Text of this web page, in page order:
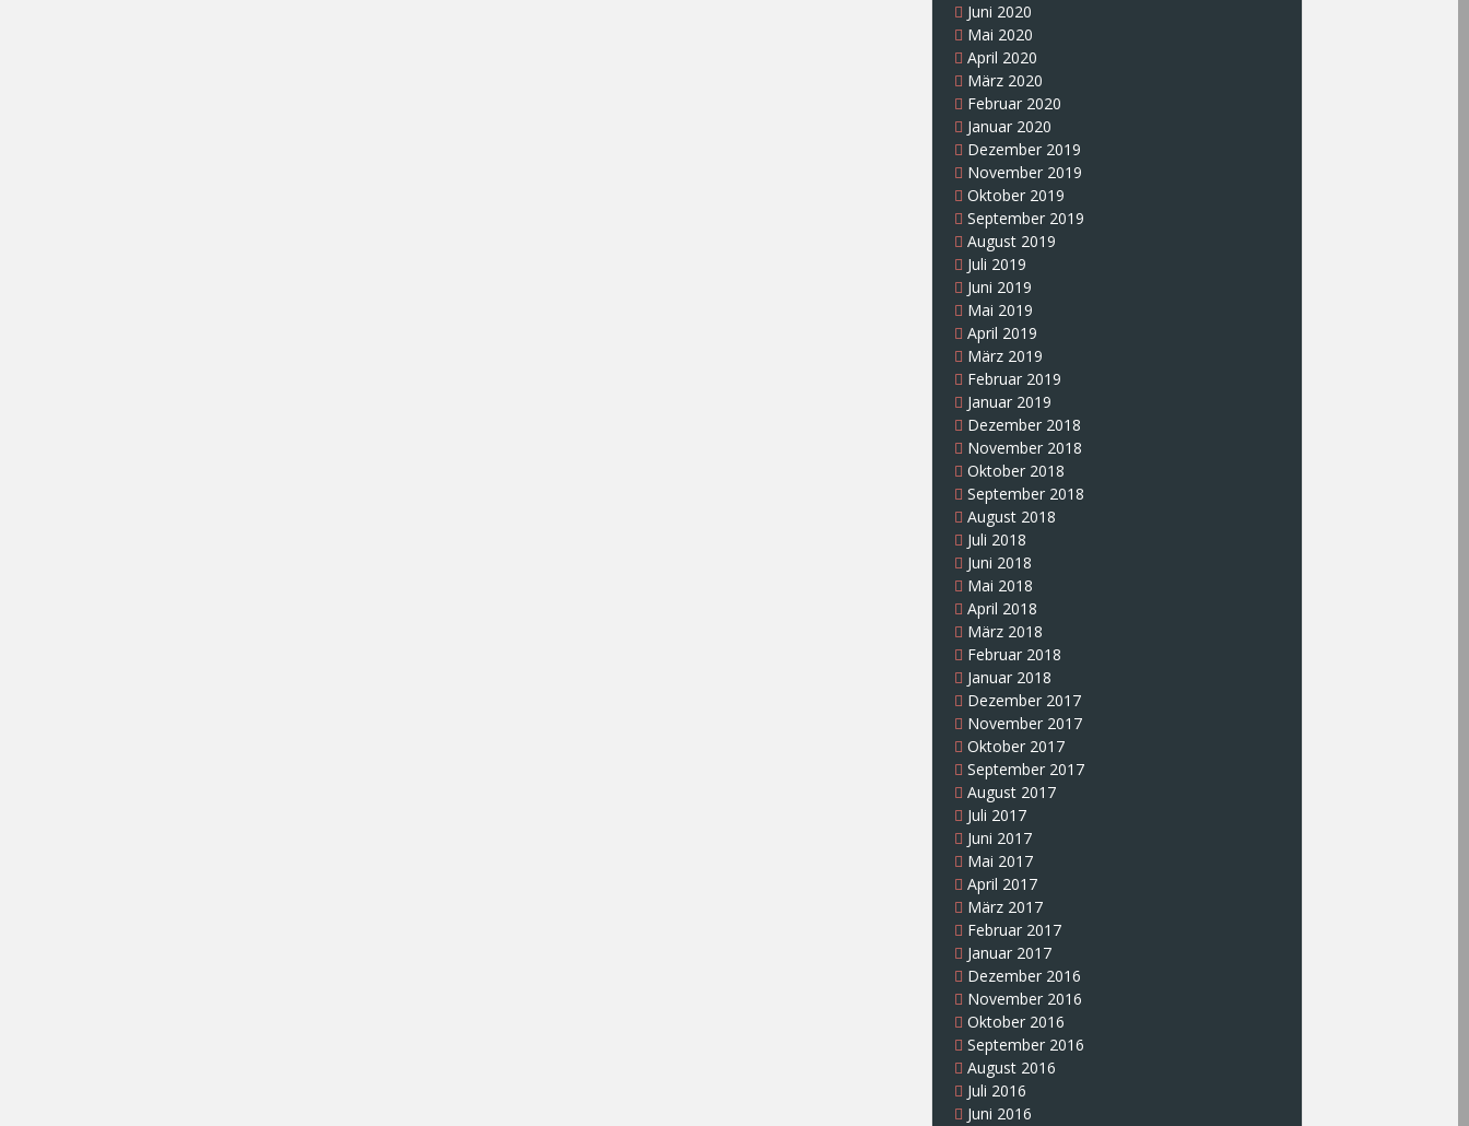
Juni 2020
Mai 2020
April 2020
März 2020
Februar 2020
Januar 2020
Dezember 2019
November 2019
Oktober 2019
September 2019
August 2019
Juli 2019
Juni 2019
Mai 2019
April 2019
März 2019
Februar 2019
Januar 2019
Dezember 2018
November 2018
Oktober 2018
September 2018
August 2018
Juli 2018
Juni 2018
Mai 2018
April 2018
März 2018
Februar 2018
Januar 2018
Dezember 2017
November 2017
Oktober 2017
September 2017
August 2017
Juli 2017
Juni 2017
Mai 2017
April 2017
März 2017
Februar 2017
Januar 2017
Dezember 2016
November 2016
Oktober 2016
September 2016
August 2016
Juli 2016
Juni 2016